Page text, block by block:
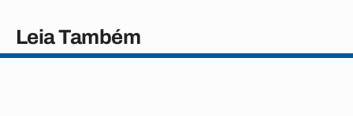
Leia Também